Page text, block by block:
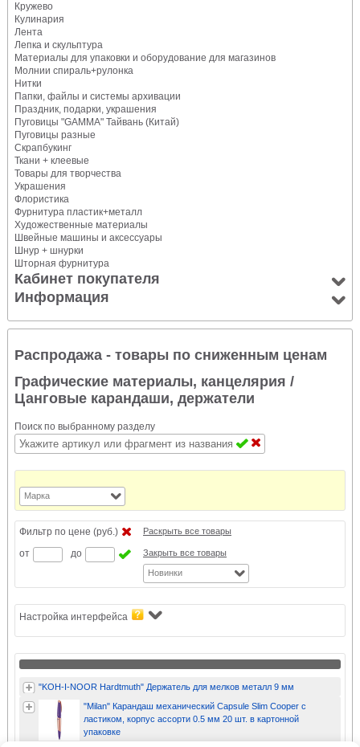
Кружево
Кулинария
Лента
Лепка и скульптура
Материалы для упаковки и оборудование для магазинов
Молнии спираль+рулонка
Нитки
Папки, файлы и системы архивации
Праздник, подарки, украшения
Пуговицы "GAMMA" Тайвань (Китай)
Пуговицы разные
Скрапбукинг
Ткани + клеевые
Товары для творчества
Украшения
Флористика
Фурнитура пластик+металл
Художественные материалы
Швейные машины и аксессуары
Шнур + шнурки
Шторная фурнитура
Кабинет покупателя
Информация
Распродажа - товары по сниженным ценам
Графические материалы, канцелярия /
Цанговые карандаши, держатели
Поиск по выбранному разделу
Марка
Фильтр по цене (руб.)
от
до
Раскрыть все товары
Закрыть все товары
Новинки
Настройка интерфейса
"KOH-I-NOOR Hardtmuth" Держатель для мелков металл 9 мм
"Milan" Карандаш механический Capsule Slim Cooper с
ластиком, корпус ассорти 0.5 мм 20 шт. в картонной
упаковке